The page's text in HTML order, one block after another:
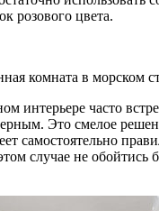
розового цвета.
комната в морском
интерьере часто
Это смелое
самостоятельно
случае не обойтись